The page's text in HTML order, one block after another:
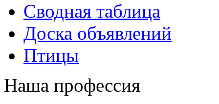
Сводная таблица
Доска объявлений
Птицы
Наша профессия